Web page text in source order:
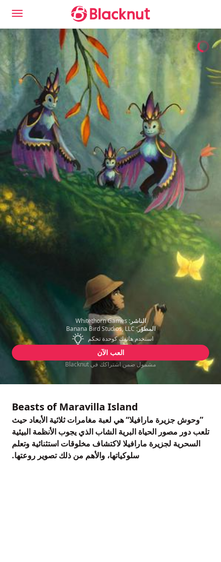
الناشر: Whitethorn Games
المطوّر: Banana Bird Studios, LLC
استخدم هاتفك كوحدة تحكم
العب الآن
مشمول ضمن اشتراكك في Blacknut
Beasts of Maravilla Island
”وحوش جزيرة مارافيلا“ هي لعبة مغامرات ثلاثية الأبعاد حيث
تلعب دور مصور الحياة البرية الشاب الذي يجوب الأنظمة البيئية
السحرية لجزيرة مارافيلا لاكتشاف مخلوقات استثنائية وتعلم
سلوكياتها، والأهم من ذلك تصوير روعتها.